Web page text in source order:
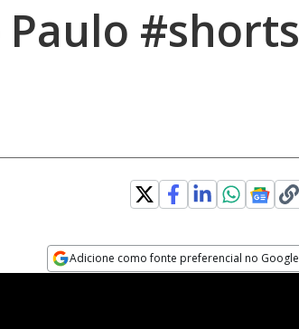
#shorts
Adicione como fonte preferencial no Google